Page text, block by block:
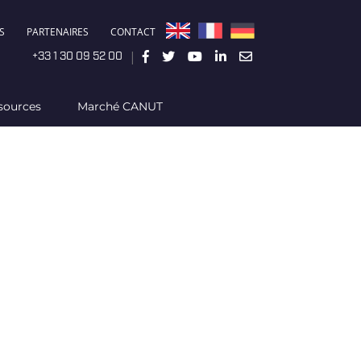
PARTENAIRES CONTACT
+33 1 30 09 52 00 |
Marché CANUT